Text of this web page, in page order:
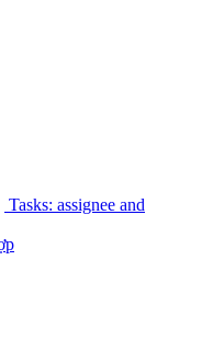
Tasks: assignee and